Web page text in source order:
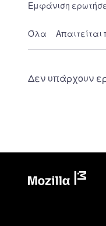
Εμφάνιση
Όλα Απαιτείται
Δεν υπάρχουν